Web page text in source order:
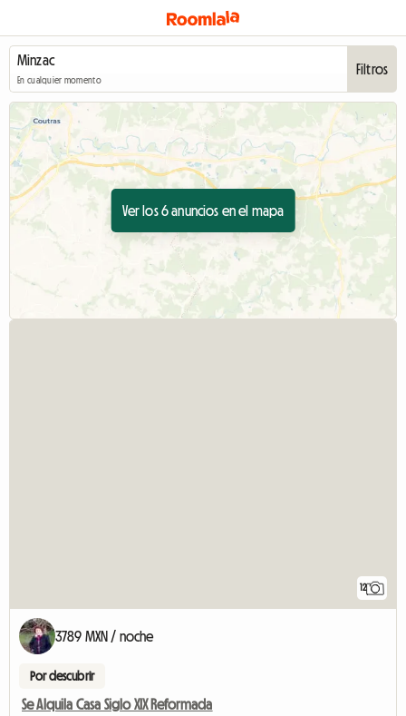
En cualquier momento
Filtros
Ver los 6 anuncios en el mapa
12
3789 MXN / noche
Por descubrir
Se Alquila Casa Siglo XIX Reformada